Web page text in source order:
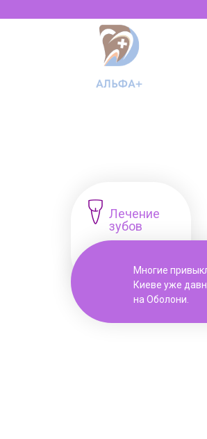
Всегда
Лечение
зубов
Многие
Киеве уже
на Оболони.